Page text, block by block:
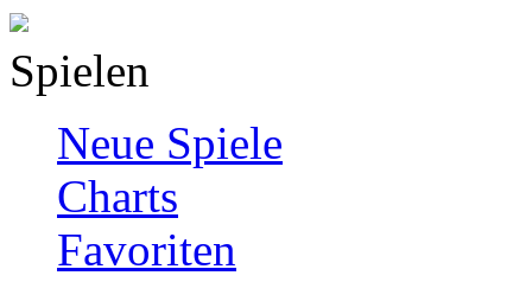
Spielen
Neue Spiele
Charts
Favoriten